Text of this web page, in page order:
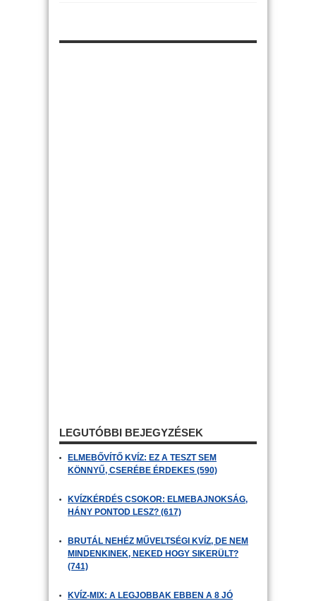
LEGUTÓBBI BEJEGYZÉSEK
ELMEBŐVÍTŐ KVÍZ: EZ A TESZT SEM
KÖNNYŰ, CSERÉBE ÉRDEKES (590)
KVÍZKÉRDÉS CSOKOR: ELMEBAJNOKSÁG,
HÁNY PONTOD LESZ? (617)
BRUTÁL NEHÉZ MŰVELTSÉGI KVÍZ, DE NEM
MINDENKINEK, NEKED HOGY SIKERÜLT?
(741)
KVÍZ-MIX: A LEGJOBBAK EBBEN A 8 JÓ